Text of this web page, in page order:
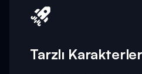
Tarzlı Karakterler